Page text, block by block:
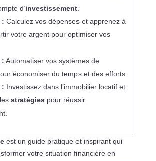
d’investissement.
: Calculez vos dépenses et apprenez à
votre argent pour optimiser vos
: Automatiser vos systèmes de
économiser du temps et des efforts.
: Investissez dans l’immobilier locatif et
stratégies pour réussir
est un guide pratique et inspirant qui
votre situation financière en